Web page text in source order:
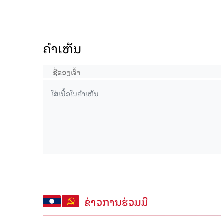
ຄໍາເຫັນ
ຂ່າວການຮ່ວມມື